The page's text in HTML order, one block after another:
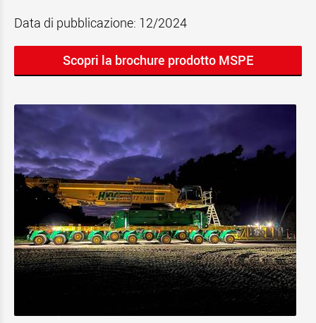
Data di pubblicazione: 12/2024
Scopri la brochure prodotto MSPE